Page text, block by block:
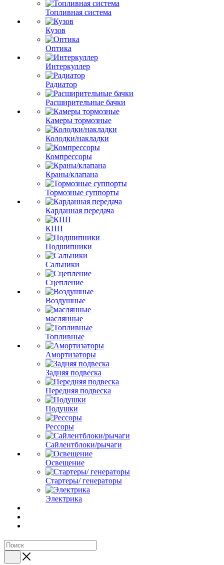
Топливная система
Кузов
Оптика
Интеркуллер
Радиатор
Расширительные бачки
Камеры тормозные
Колодки/накладки
Компрессоры
Краны/клапана
Тормозные суппорты
Карданная передача
КПП
Подшипники
Сальники
Сцепление
Воздушные
маслянные
Топливные
Амортизаторы
Задняя подвеска
Передняя подвеска
Подушки
Рессоры
Сайлентблоки/рычаги
Освещение
Стартеры/ генераторы
Электрика